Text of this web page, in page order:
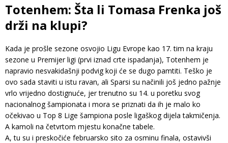
Totenhem: Šta li Tomasa Frenka još
drži na klupi?
Kada je prošle sezone osvojio Ligu Evrope kao 17. tim na kraju
sezone u Premijer ligi (prvi iznad crte ispadanja), Totenhem je
napravio nesvakidašnji podvig koji će se dugo pamtiti. Teško je
ovo sada staviti u istu ravan, ali Sparsi su načinili još jedno pažnje
vrlo vrijedno dostignuće, jer trenutno su 14. u poretku svog
nacionalnog šampionata i mora se priznati da ih je malo ko
očekivao u Top 8 Lige šampiona posle ligaškog dijela takmičenja.
A kamoli na četvrtom mjestu konačne tabele.
A, tu su i preskočiće februarsko sito za osminu finala, ostavivši